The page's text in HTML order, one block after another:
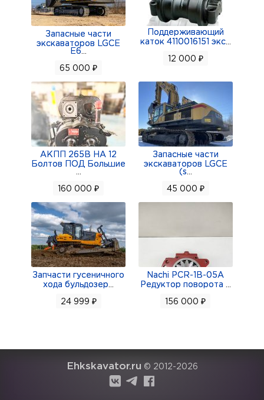
Запасные части
экскаваторов LGCE
E6
65 000 ₽
Поддерживающий
каток 4110016151 экс...
12 000 ₽
АКПП 265В НА 12
Болтов ПОД Большие
160 000 ₽
Запасные части
экскаваторов LGCE
(s
45 000 ₽
Запчасти гусеничного
хода бульдозер
24 999 ₽
Nachi PCR-1B-05A
Редуктор поворота
156 000 ₽
Ehkskavator.ru © 2012-2026